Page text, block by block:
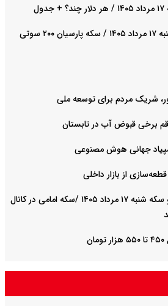
قیمت سکه پارسیان امروز شنبه ۱۷ مرداد ۱۴۰۵ / سکه پارسیان ۲۰۰ سوتی
توسعه ملی
تابستان
پیش ‌بینی قیمت دلار، طلا و سکه شنبه ۱۷ مرداد ۱۴۰۵ /سکه امامی در کانال